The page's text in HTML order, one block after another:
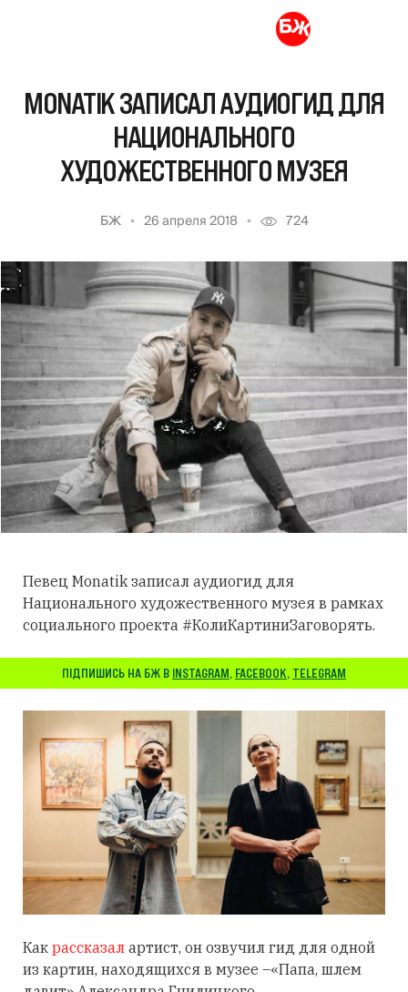
MONATIK ЗАПИСАЛ АУДИОГИД ДЛЯ
НАЦИОНАЛЬНОГО
ХУДОЖЕСТВЕННОГО МУЗЕЯ
БЖ 26 апреля 2018 724
Певец Monatik записал аудиогид для
Национального художественного музея в рамках
социального проекта #КолиКартиниЗаговорять.
ПІДПИШИСЬ НА БЖ В INSTAGRAM, FACEBOOK, TELEGRAM
Как рассказал артист, он озвучил гид для одной
из картин, находящихся в музее –«Папа, шлем